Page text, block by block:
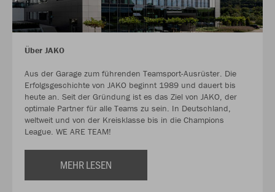
Über JAKO
Aus der Garage zum führenden Teamsport-Ausrüster. Die
Erfolgsgeschichte von JAKO beginnt 1989 und dauert bis
heute an. Seit der Gründung ist es das Ziel von JAKO, der
optimale Partner für alle Teams zu sein. In Deutschland,
weltweit und von der Kreisklasse bis in die Champions
League. WE ARE TEAM!
MEHR LESEN